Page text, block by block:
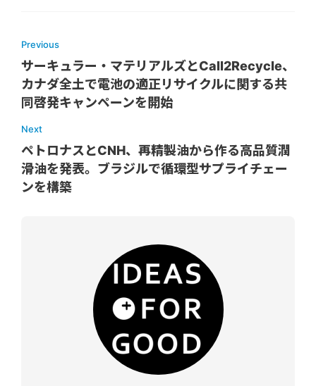
Previous
サーキュラー・マテリアルズとCall2Recycle、
カナダ全土で電池の適正リサイクルに関する共
同啓発キャンペーンを開始
Next
ペトロナスとCNH、再精製油から作る高品質潤
滑油を発表。ブラジルで循環型サプライチェー
ンを構築